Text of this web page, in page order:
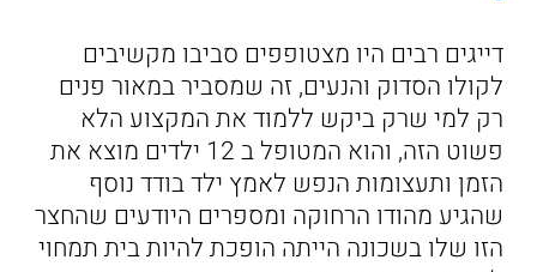
דייגים רבים היו מצטופפים סביבו מקשיבים
לקולו הסדוק והנעים, זה שמסביר במאור פנים
רק למי שרק ביקש ללמוד את המקצוע הלא
פשוט הזה, והוא המטופל ב 12 ילדים מוצא את
הזמן ותעצומות הנפש לאמץ ילד בודד נוסף
שהגיע מהודו הרחוקה ומספרים היודעים שהחצר
הזו שלו בשכונה הייתה הופכת להיות בית תמחוי